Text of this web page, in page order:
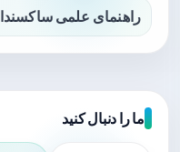
راهنمای علمی ساکسندا
ما را دنبال کنید